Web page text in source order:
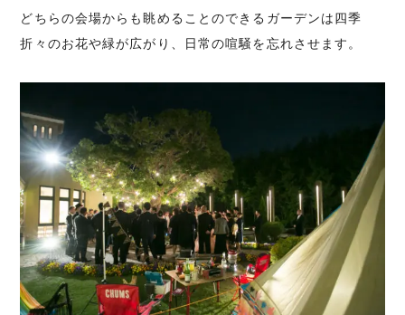
どちらの会場からも眺めることのできるガーデンは四季
折々のお花や緑が広がり、日常の喧騒を忘れさせます。